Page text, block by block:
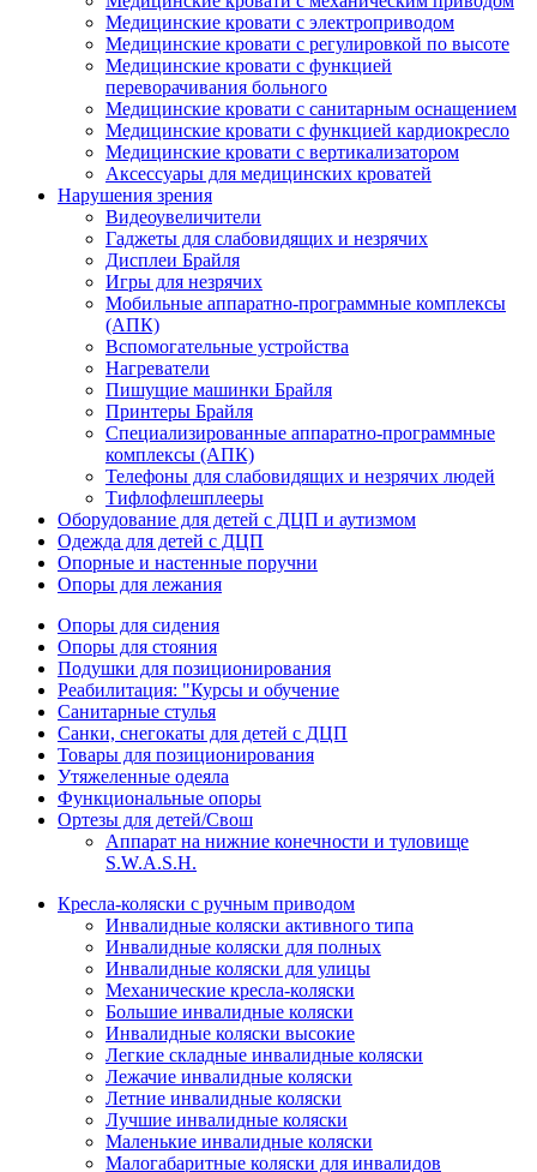
Медицинские кровати с электроприводом
Медицинские кровати с регулировкой по высоте
Медицинские кровати с функцией
переворачивания больного
Медицинские кровати с санитарным оснащением
Медицинские кровати с функцией кардиокресло
Медицинские кровати с вертикализатором
Аксессуары для медицинских кроватей
Нарушения зрения
Видеоувеличители
Гаджеты для слабовидящих и незрячих
Дисплеи Брайля
Игры для незрячих
Мобильные аппаратно-программные комплексы
(АПК)
Вспомогательные устройства
Нагреватели
Пишущие машинки Брайля
Принтеры Брайля
Специализированные аппаратно-программные
комплексы (АПК)
Телефоны для слабовидящих и незрячих людей
Тифлофлешплееры
Оборудование для детей с ДЦП и аутизмом
Одежда для детей с ДЦП
Опорные и настенные поручни
Опоры для лежания
Опоры для сидения
Опоры для стояния
Подушки для позиционирования
Реабилитация: "Курсы и обучение
Санитарные стулья
Санки, снегокаты для детей с ДЦП
Товары для позиционирования
Утяжеленные одеяла
Функциональные опоры
Ортезы для детей/Свош
Аппарат на нижние конечности и туловище
S.W.A.S.H.
Кресла-коляски с ручным приводом
Инвалидные коляски активного типа
Инвалидные коляски для полных
Инвалидные коляски для улицы
Механические кресла-коляски
Большие инвалидные коляски
Инвалидные коляски высокие
Легкие складные инвалидные коляски
Лежачие инвалидные коляски
Летние инвалидные коляски
Лучшие инвалидные коляски
Маленькие инвалидные коляски
Малогабаритные коляски для инвалидов